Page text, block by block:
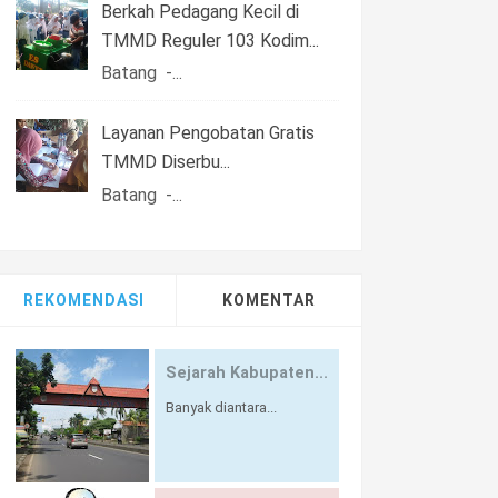
Berkah Pedagang Kecil di
TMMD Reguler 103 Kodim...
Batang -...
Layanan Pengobatan Gratis
TMMD Diserbu...
Batang -...
REKOMENDASI KOMENTAR
Sejarah Kabupaten...
Banyak diantara...